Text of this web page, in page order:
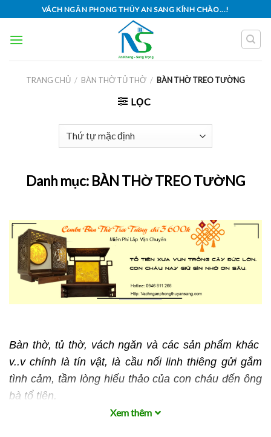
to
content
VÁCH NGĂN PHONG THỦY AN SANG KÍNH CHÀO...!
TRANG CHỦ / BÀN THỜ TỦ THỜ / BÀN THỜ TREO TƯỜNG
LỌC
Danh mục: BÀN THỜ TREO TƯỜNG
Bàn thờ, tủ thờ, vách ngăn và các sản phẩm khác
v..v chính là tín vật, là cầu nối linh thiêng gửi gắm
tình cảm, tầm lòng hiếu thảo của con cháu đến ông
bà tổ tiên.
Xem thêm